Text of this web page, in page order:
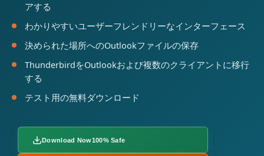
アする
わかりやすいユーザーフレンドリーなインターフェース
決められた場所へのOutlookファイルの保存
ThunderbirdをOutlookおよび複数のクライアントに移行
する
テスト用の無料ダウンロード
Download Now100% Safe